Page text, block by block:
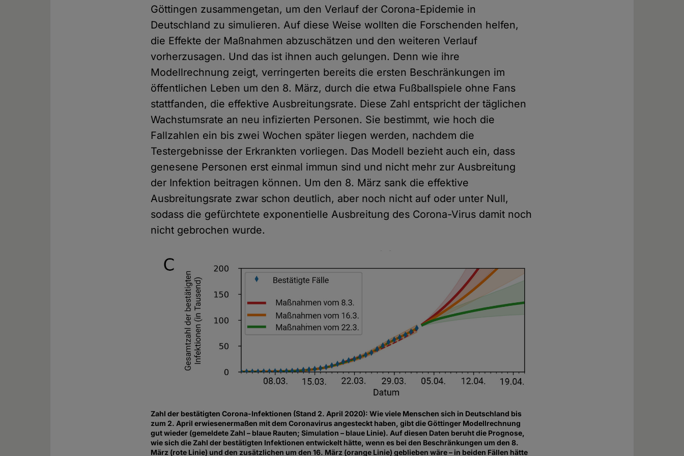
Göttingen zusammengetan, um den Verlauf der Corona-Epidemie in
Deutschland zu simulieren. Auf diese Weise wollten die Forschenden helfen,
die Effekte der Maßnahmen abzuschätzen und den weiteren Verlauf
vorherzusagen. Und das ist ihnen auch gelungen. Denn wie ihre
Modellrechnung zeigt, verringerten bereits die ersten Beschränkungen im
öffentlichen Leben um den 8. März, durch die etwa Fußballspiele ohne Fans
stattfanden, die effektive Ausbreitungsrate. Diese Zahl entspricht der täglichen
Wachstumsrate an neu infizierten Personen. Sie bestimmt, wie hoch die
Fallzahlen ein bis zwei Wochen später liegen werden, nachdem die
Testergebnisse der Erkrankten vorliegen. Das Modell bezieht auch ein, dass
genesene Personen erst einmal immun sind und nicht mehr zur Ausbreitung
der Infektion beitragen können. Um den 8. März sank die effektive
Ausbreitungsrate zwar schon deutlich, aber noch nicht auf oder unter Null,
sodass die gefürchtete exponentielle Ausbreitung des Corona-Virus damit noch
nicht gebrochen wurde.
Zahl der bestätigten Corona-Infektionen (Stand 2. April 2020): Wie viele Menschen sich in Deutschland bis
zum 2. April erwiesenermaßen mit dem Coronavirus angesteckt haben, gibt die Göttinger Modellrechnung
gut wieder (gemeldete Zahl – blaue Rauten; Simulation – blaue Linie). Auf diesen Daten beruht die Prognose,
wie sich die Zahl der bestätigten Infektionen entwickelt hätte, wenn es bei den Beschränkungen um den 8.
März (rote Linie) und den zusätzlichen um den 16. März (orange Linie) geblieben wäre – in beiden Fällen hätte